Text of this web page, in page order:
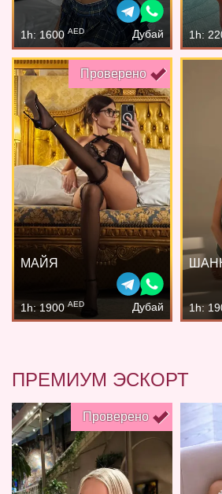
1h: 1600 AED Дубай 1h:
Проверено
МАЙЯ
1h: 1900 AED Дубай 1h:
ПРЕМИУМ ЭСКОРТ
Проверено